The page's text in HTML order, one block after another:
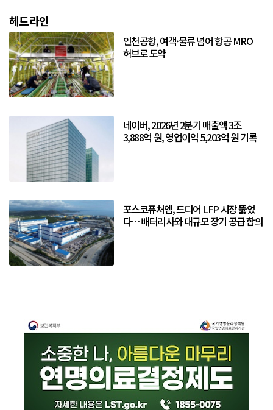
헤드라인
인천공항, 여객·물류 넘어 항공 MRO
허브로 도약
네이버, 2026년 2분기 매출액 3조
3,888억 원, 영업이익 5,203억 원 기록
포스코퓨처엠, 드디어 LFP 시장 뚫었
다… 배터리사와 대규모 장기 공급 합의